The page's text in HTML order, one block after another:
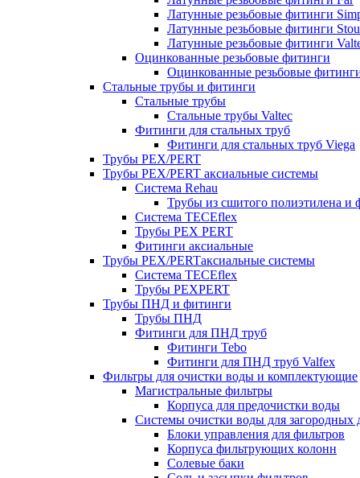
Латунные резьбовые фитинги
Латунные резьбовые фитинги
Латунные резьбовые фитинги
Оцинкованные резьбовые фитинги
Оцинкованные резьбовые
Стальные трубы и фитинги
Стальные трубы
Стальные трубы Valtec
Фитинги для стальных труб
Фитинги для стальных труб Viega
Трубы PEX/PERT
Трубы PEX/PERT аксиальные системы
Система Rehau
Трубы из сшитого полиэтилена и
Система TECEflex
Трубы PEX PERT
Фитинги аксиальные
Трубы PEX/PERTаксиальные системы
Система TECEflex
Трубы PEXPERT
Трубы ПНД и фитинги
Трубы ПНД
Фитинги для ПНД труб
Фитинги Tebo
Фитинги для ПНД труб Valfex
Фильтры для очистки воды и комплектующие
Магистральные фильтры
Корпуса для предочистки воды
Системы очистки воды для загородных
Блоки управления для фильтров
Корпуса фильтрующих колонн
Солевые баки